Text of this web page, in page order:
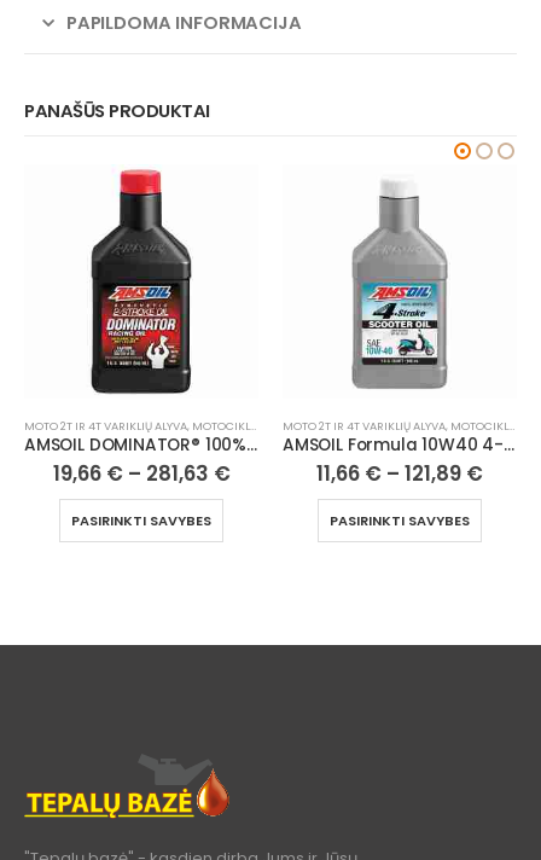
PAPILDOMA INFORMACIJA
PANAŠŪS PRODUKTAI
MOTO 2T IR 4T VARIKLIŲ ALYVA, MOTOCIKLAI, ATV/UTV
AMSOIL DOMINATOR® 100% Synthetic 2-Stroke Racing Oil
19,66 € – 281,63 €
PASIRINKTI SAVYBES
MOTO 2T IR 4T VARIKLIŲ ALYVA, MOTOCIKLAI, ATV/UTV
AMSOIL Formula 10W40 4-Stroke® 100% Synthetic Scooter Oil
11,66 € – 121,89 €
PASIRINKTI SAVYBES